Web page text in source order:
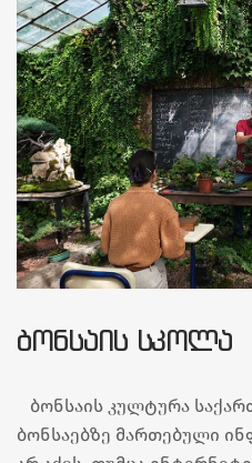
ᲑᲝᲜᲡᲐᲘᲡ ᲡᲙᲝᲚᲐ
ბონსაის კულტურა
ბონსაებზე მართებული